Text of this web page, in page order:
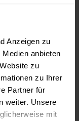
Anzeigen zu
anbieten
zu
zu Ihrer
Partner für
weiter. Unsere
mit